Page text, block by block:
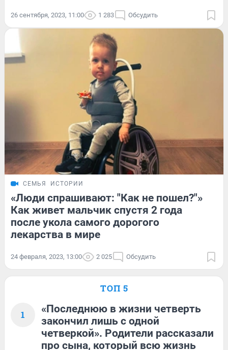
26 сентября, 2023, 11:00 1 283 Обсудить
СЕМЬЯ ИСТОРИИ
«Люди спрашивают: "Как не пошел?"»
Как живет мальчик спустя 2 года
после укола самого дорогого
лекарства в мире
24 февраля, 2023, 13:00 2 025 Обсудить
ТОП 5
1
«Последнюю в жизни четверть
закончил лишь с одной
четверкой». Родители рассказали
про сына, который всю жизнь